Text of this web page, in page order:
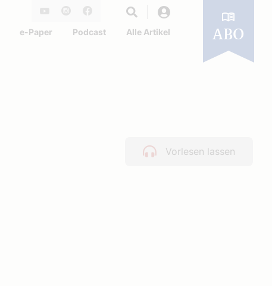
Facebook
e-Paper Podcast Alle Artikel ABO
Vorlesen lassen